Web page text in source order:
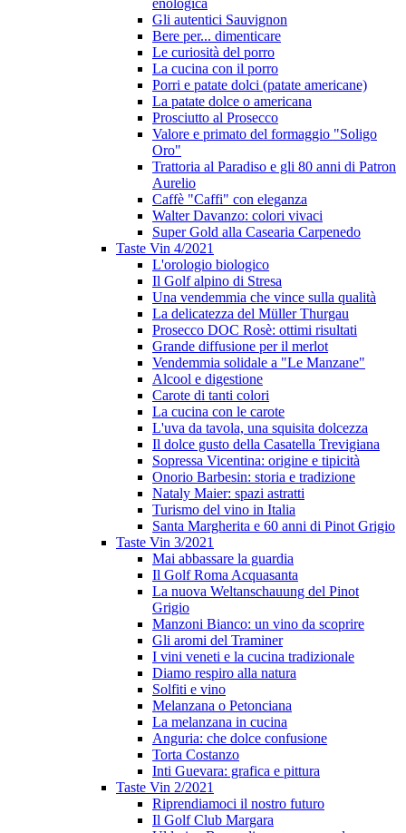
enologica
Gli autentici Sauvignon
Bere per... dimenticare
Le curiosità del porro
La cucina con il porro
Porri e patate dolci (patate americane)
La patate dolce o americana
Prosciutto al Prosecco
Valore e primato del formaggio "Soligo
Oro"
Trattoria al Paradiso e gli 80 anni di Patron
Aurelio
Caffè "Caffi" con eleganza
Walter Davanzo: colori vivaci
Super Gold alla Casearia Carpenedo
Taste Vin 4/2021
L'orologio biologico
Il Golf alpino di Stresa
Una vendemmia che vince sulla qualità
La delicatezza del Müller Thurgau
Prosecco DOC Rosè: ottimi risultati
Grande diffusione per il merlot
Vendemmia solidale a "Le Manzane"
Alcool e digestione
Carote di tanti colori
La cucina con le carote
L'uva da tavola, una squisita dolcezza
Il dolce gusto della Casatella Trevigiana
Sopressa Vicentina: origine e tipicità
Onorio Barbesin: storia e tradizione
Nataly Maier: spazi astratti
Turismo del vino in Italia
Santa Margherita e 60 anni di Pinot Grigio
Taste Vin 3/2021
Mai abbassare la guardia
Il Golf Roma Acquasanta
La nuova Weltanschauung del Pinot
Grigio
Manzoni Bianco: un vino da scoprire
Gli aromi del Traminer
I vini veneti e la cucina tradizionale
Diamo respiro alla natura
Solfiti e vino
Melanzana o Petonciana
La melanzana in cucina
Anguria: che dolce confusione
Torta Costanzo
Inti Guevara: grafica e pittura
Taste Vin 2/2021
Riprendiamoci il nostro futuro
Il Golf Club Margara